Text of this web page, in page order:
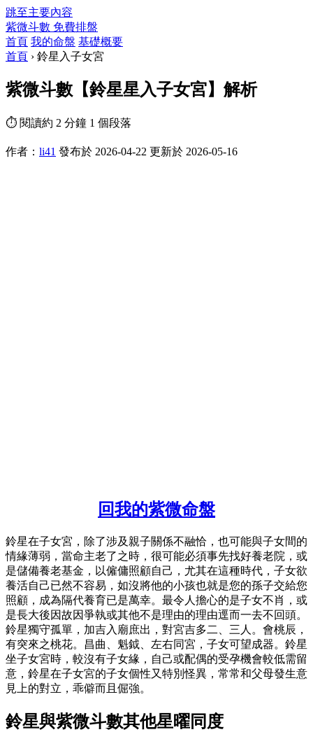
跳至主要內容
紫微斗數 免費排盤
首頁 我的命盤 基礎概要
首頁 › 鈴星入子女宮
紫微斗數【鈴星星入子女宮】解析
⏱ 閱讀約 2 分鐘 1 個段落
作者： li41 發布於 2026-04-22 更新於 2026-05-16
回我的紫微命盤
鈴星在子女宮，除了涉及親子關係不融恰，也可能與子女間的
情緣薄弱，當命主老了之時，很可能必須事先找好養老院，或
是儲備養老基金，以僱傭照顧自己，尤其在這種時代，子女欲
養活自己已然不容易，如沒將他的小孩也就是您的孫子交給您
照顧，成為隔代養育已是萬幸。最令人擔心的是子女不肖，或
是長大後因故因爭執或其他不是理由的理由逕而一去不回頭。
鈴星獨守孤單，加吉入廟庶出，對宮吉多二、三人。會桃辰，
有突來之桃花。昌曲、魁鉞、左右同宮，子女可望成器。鈴星
坐子女宮時，較沒有子女緣，自己或配偶的受孕機會較低需留
意，鈴星在子女宮的子女個性又特別怪異，常常和父母發生意
見上的對立，乖僻而且倔強。
鈴星與紫微斗數其他星曜同度